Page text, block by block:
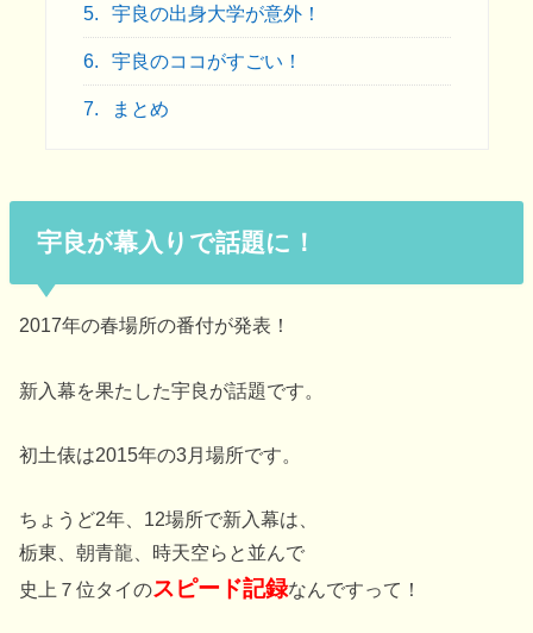
5. 宇良の出身大学が意外！
6. 宇良のココがすごい！
7. まとめ
宇良が幕入りで話題に！
2017年の春場所の番付が発表！
新入幕を果たした宇良が話題です。
初土俵は2015年の3月場所です。
ちょうど2年、12場所で新入幕は、
栃東、朝青龍、時天空らと並んで
史上７位タイのスピード記録なんですって！